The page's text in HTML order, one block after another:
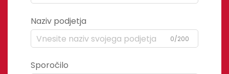
Naziv podjetja
0/200
Sporočilo